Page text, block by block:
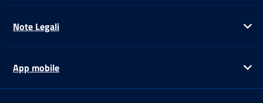
Note Legali
App mobile